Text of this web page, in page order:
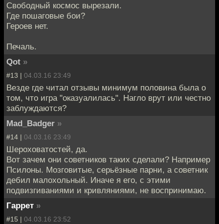
Свободный космос вырезали.
Где пошаговые бои?
Героев нет.
Печаль.
Qot »
#13 | 04.03.16 23:49
Везде где читал отзывы минимум половина была о
том, что игра "оказуалилась". Нагло врут или честно
заблуждаются?
Mad_Badger »
#14 | 04.03.16 23:49
Шероховатостей, да.
Вот зачем они советников таких сделали? Например
Псилоны. Мозговитые, серьёзные парни, а советник
дебил малохольный. Иначе я его, с этими
подвизгиваниями и кривляниями, не воспринимаю.
Гаррет »
#15 | 04.03.16 23:52